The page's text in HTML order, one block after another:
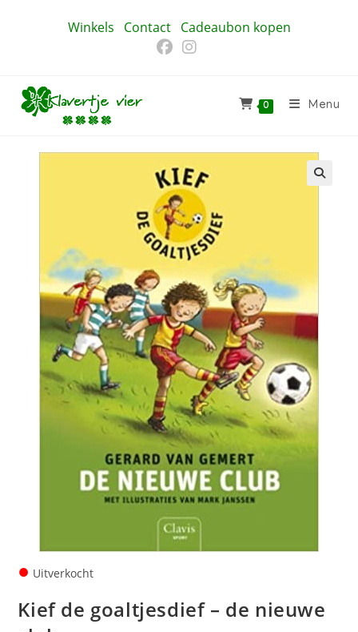
Winkels Contact Cadeaubon kopen
0 Menu
● Uitverkocht
Kief de goaltjesdief – de nieuwe